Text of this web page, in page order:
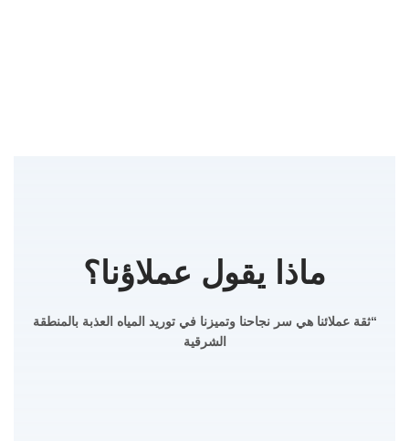
ماذا يقول عملاؤنا؟
“ثقة عملائنا هي سر نجاحنا وتميزنا في توريد المياه العذبة بالمنطقة
الشرقية